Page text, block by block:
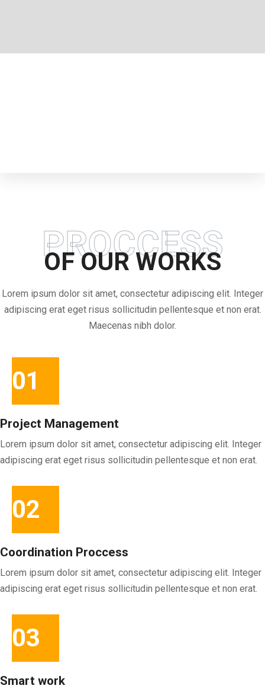
PROCCESS
OF OUR WORKS
Lorem ipsum dolor sit amet, consectetur adipiscing elit. Integer
adipiscing erat eget risus sollicitudin pellentesque et non erat.
Maecenas nibh dolor.
01
Project Management
Lorem ipsum dolor sit amet, consectetur adipiscing elit. Integer
adipiscing erat eget risus sollicitudin pellentesque et non erat.
02
Coordination Proccess
Lorem ipsum dolor sit amet, consectetur adipiscing elit. Integer
adipiscing erat eget risus sollicitudin pellentesque et non erat.
03
Smart work